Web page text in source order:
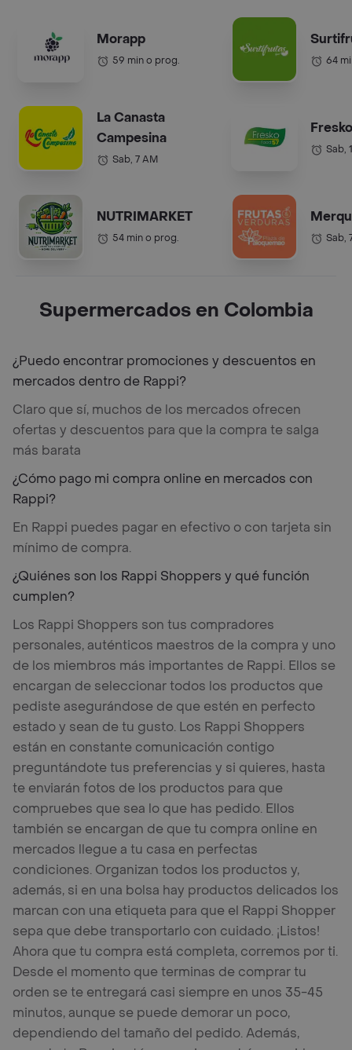
Morapp
59 min o prog.
La Canasta
Campesina
Sab, 7 AM
NUTRIMARKET
54 min o prog.
64
Sab,
Sab,
Supermercados en Colombia
¿Puedo encontrar promociones y descuentos en
mercados dentro de Rappi?
Claro que sí, muchos de los mercados ofrecen
ofertas y descuentos para que la compra te salga
más barata
¿Cómo pago mi compra online en mercados con
Rappi?
En Rappi puedes pagar en efectivo o con tarjeta sin
mínimo de compra.
¿Quiénes son los Rappi Shoppers y qué función
cumplen?
Los Rappi Shoppers son tus compradores
personales, auténticos maestros de la compra y uno
de los miembros más importantes de Rappi. Ellos se
encargan de seleccionar todos los productos que
pediste asegurándose de que estén en perfecto
estado y sean de tu gusto. Los Rappi Shoppers
están en constante comunicación contigo
preguntándote tus preferencias y si quieres, hasta
te enviarán fotos de los productos para que
compruebes que sea lo que has pedido. Ellos
también se encargan de que tu compra online en
mercados llegue a tu casa en perfectas
condiciones. Organizan todos los productos y,
además, si en una bolsa hay productos delicados los
marcan con una etiqueta para que el Rappi Shopper
sepa que debe transportarlo con cuidado. ¡Listos!
Ahora que tu compra está completa, corremos por ti.
Desde el momento que terminas de comprar tu
orden se te entregará casi siempre en unos 35-45
minutos, aunque se puede demorar un poco,
dependiendo del tamaño del pedido. Además,